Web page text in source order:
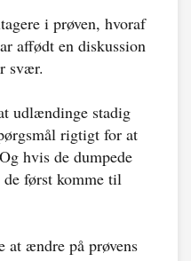
i prøven, hvoraf
affødt en diskussion
svær.
udlændinge stadig
rigtigt for at
hvis de dumpede
de først komme til
ændre på prøvens